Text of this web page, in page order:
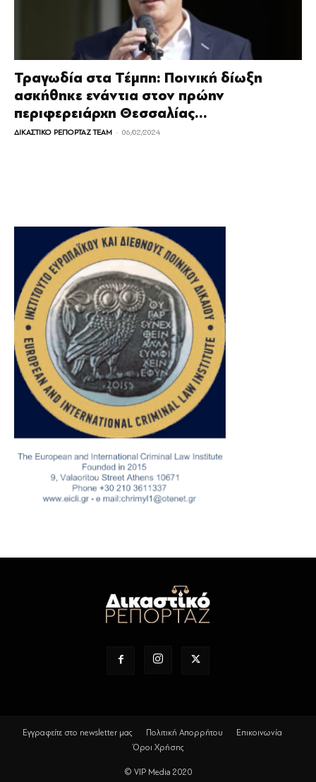
Τραγωδία στα Τέμπη: Ποινική δίωξη
ασκήθηκε ενάντια στον πρώην
περιφερειάρχη Θεσσαλίας...
ΔΙΚΑΣΤΙΚΟ ΡΕΠΟΡΤΑΖ TEAM - 06/02/2024
Εγγραφείτε στο newsletter μας Πολιτική Απορρήτου
Επικοινωνία
Όροι Χρήσης
© VIP Media 2020